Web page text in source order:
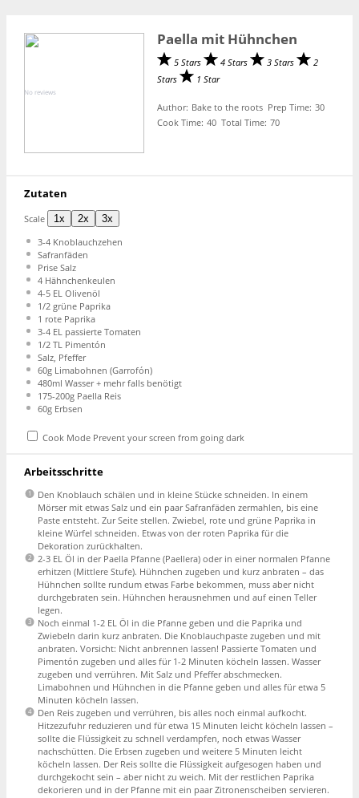
Paella mit Hühnchen
5 Stars 4 Stars 3 Stars
2
Stars
1 Star
No reviews
Author: Bake to the roots Prep Time: 30
Cook Time: 40 Total Time: 70
Zutaten
Scale 1x 2x
3x
3-4Knoblauchzehen
Safranfäden
Prise Salz
4Hähnchenkeulen
4-5EL Olivenöl
1/2grüne Paprika
1 rote Paprika
3-4EL passierte Tomaten
1/2TL Pimentón
Salz, Pfeffer
60gLimabohnen (Garrofón)
480ml Wasser + mehr falls benötigt
175-200g Paella Reis
60gErbsen
Cook Mode Prevent your screen from going dark
Arbeitsschritte
Den Knoblauch schälen und in kleine Stücke schneiden. In einem
Mörser mit etwas Salz und ein paar Safranfäden zermahlen, bis eine
Paste entsteht. Zur Seite stellen. Zwiebel, rote und grüne Paprika in
kleine Würfel schneiden. Etwas von der roten Paprika für die
Dekoration zurückhalten.
2-3 EL Öl in der Paella Pfanne (Paellera) oder in einer normalen Pfanne
erhitzen (Mittlere Stufe). Hühnchen zugeben und kurz anbraten – das
Hühnchen sollte rundum etwas Farbe bekommen, muss aber nicht
durchgebraten sein. Hühnchen herausnehmen und auf einen Teller
legen.
Noch einmal 1-2 EL Öl in die Pfanne geben und die Paprika und
Zwiebeln darin kurz anbraten. Die Knoblauchpaste zugeben und mit
anbraten. Vorsicht: Nicht anbrennen lassen! Passierte Tomaten und
Pimentón zugeben und alles für 1-2 Minuten köcheln lassen. Wasser
zugeben und verrühren. Mit Salz und Pfeffer abschmecken.
Limabohnen und Hühnchen in die Pfanne geben und alles für etwa 5
Minuten köcheln lassen.
Den Reis zugeben und verrühren, bis alles noch einmal aufkocht.
Hitzezufuhr reduzieren und für etwa 15 Minuten leicht köcheln lassen –
sollte die Flüssigkeit zu schnell verdampfen, noch etwas Wasser
nachschütten. Die Erbsen zugeben und weitere 5 Minuten leicht
köcheln lassen. Der Reis sollte die Flüssigkeit aufgesogen haben und
durchgekocht sein – aber nicht zu weich. Mit der restlichen Paprika
dekorieren und in der Pfanne mit ein paar Zitronenscheiben servieren.